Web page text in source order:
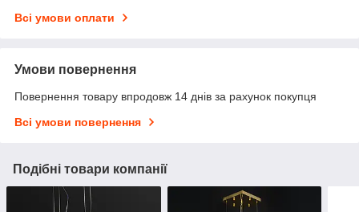
Всі умови оплати
Умови повернення
Повернення товару впродовж 14 днів за рахунок покупця
Всі умови повернення
Подібні товари компанії